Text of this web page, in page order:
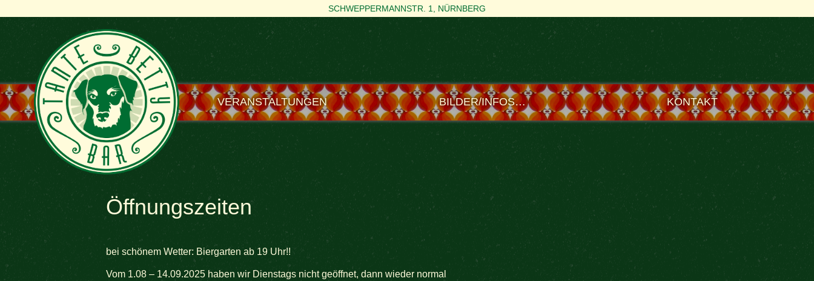
SCHWEPPERMANNSTR. 1, NÜRNBERG
VERANSTALTUNGEN BILDER/INFOS… KONTAKT
Öffnungszeiten
bei schönem Wetter: Biergarten ab 19 Uhr!!
Vom 1.08 – 14.09.2025 haben wir Dienstags nicht geöffnet, dann wieder normal